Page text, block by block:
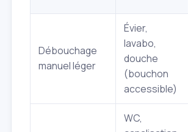
Débouchage
manuel léger
Évier,
lavabo,
douche
(bouchon
accessible)
WC,